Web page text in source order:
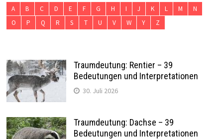
A B C D E F G H I J K L M
N
O
P Q R S T U V W Y Z
Traumdeutung: Rentier – 39
Bedeutungen und Interpretationen
30. Juli 2026
Traumdeutung: Dachse – 39
Bedeutungen und Interpretationen